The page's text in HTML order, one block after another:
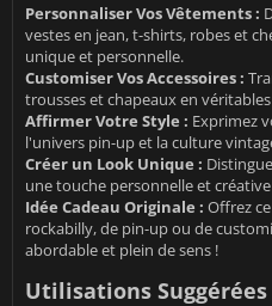
Personnaliser Vos Vêtements :
vestes en jean, t-shirts, robes et
unique et personnelle.
Customiser Vos Accessoires :
trousses et chapeaux en
Affirmer Votre Style : Exprimez
l'univers pin-up et la culture
Créer un Look Unique :
une touche personnelle et
Idée Cadeau Originale : Offrez
rockabilly, de pin-up ou de
abordable et plein de sens !
Utilisations Suggérées